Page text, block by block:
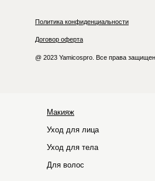
Политика конфиденциальности
Договор оферта
@ 2023 Yamicospro. Все права
Макияж
Уход для лица
Уход для тела
Для волос